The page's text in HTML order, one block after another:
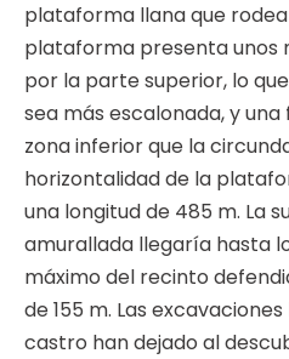
plataforma llana que
plataforma presenta unos
por la parte superior, lo
sea más escalonada, y
zona inferior que la
horizontalidad de la
una longitud de 485 m. La
amurallada llegaría hasta
máximo del recinto
de 155 m. Las
castro han dejado al